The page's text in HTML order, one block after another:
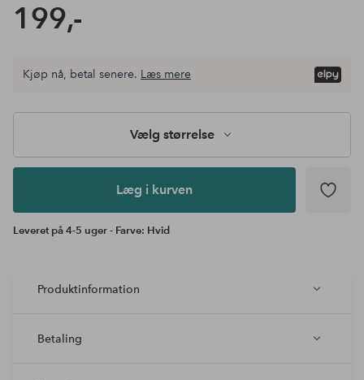
199,-
størrelse
Læg i
Kjøp nå, betal senere. Læs mere
Vælg størrelse
Læg i kurven
Leveret på 4-5 uger - Farve: Hvid
Produktinformation
Betaling